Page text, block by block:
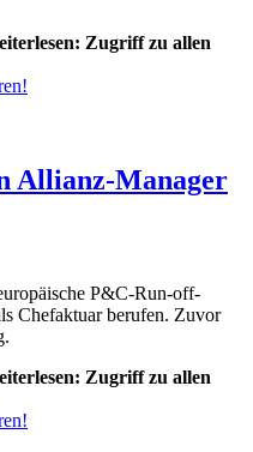
Zugriff zu allen
Allianz-Manager
P&C-Run-off-
Chefaktuar berufen. Zuvor
Zugriff zu allen